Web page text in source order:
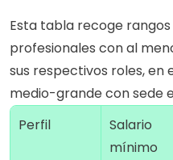
Esta tabla recoge
profesionales con al
sus respectivos roles, en
medio-grande con sede
Perfil
Salario
mínimo